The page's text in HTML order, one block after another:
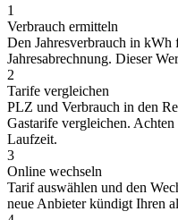
1
Verbrauch ermitteln
Den Jahresverbrauch in kWh
Jahresabrechnung. Dieser
2
Tarife vergleichen
PLZ und Verbrauch in den
Gastarife vergleichen.
Laufzeit.
3
Online wechseln
Tarif auswählen und den
neue Anbieter kündigt Ihren